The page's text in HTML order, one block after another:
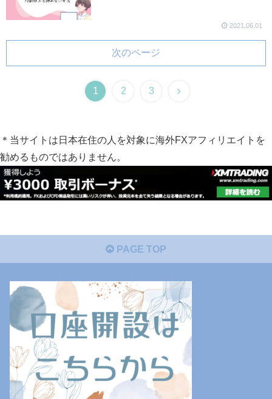
2021.06.01
次のページ
1 2 3
＊当サイトは日本在住の人を対象に海外FXアフィリエイトを
勧めるものではありません。
PAGE TOP